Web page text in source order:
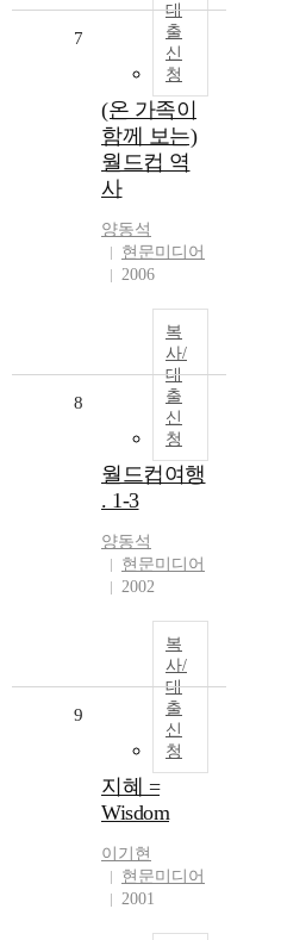
대
출
신
청
7
(온 가족이
함께 보는)
월드컵 역
사
양동석
현문미디어
2006
복
사/
대
출
신
청
8
월드컵여행
. 1-3
양동석
현문미디어
2002
복
사/
대
출
신
청
9
지혜 =
Wisdom
이기현
현문미디어
2001